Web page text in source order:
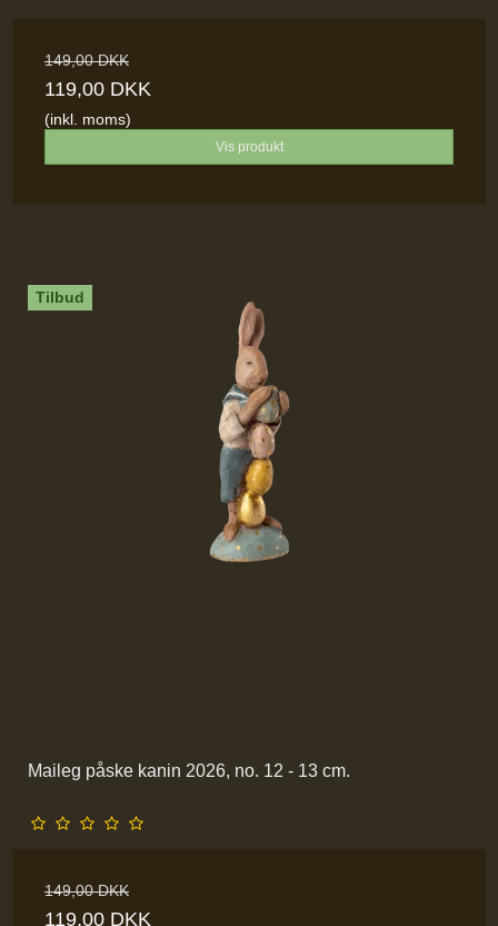
149,00 DKK
119,00 DKK
(inkl. moms)
Vis produkt
Tilbud
Maileg påske kanin 2026, no. 12 - 13 cm.
149,00 DKK
119,00 DKK